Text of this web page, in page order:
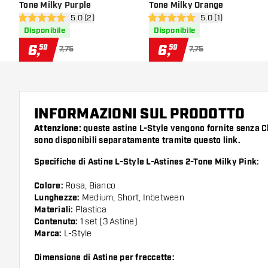
Tone Milky Purple
apri pannello recensioni
5 stelle di valutazione
5.0 (2)
Disponibile
6,59 7,75
Tone Milky Orange
apri pannello
5 stelle di valutazione
5.0 (1)
Disponibile
6,59 7,75
INFORMAZIONI SUL PRODOTTO
Attenzione:queste astine L-Style vengono fornite senza
sono disponibili separatamente tramite questo link.
Specifiche di Astine L-Style L-Astines 2-Tone Milky Pink:
Colore: Rosa, Bianco
Lunghezze: Medium, Short, Inbetween
Materiali: Plastica
Contenuto: 1 set (3 Astine)
Marca: L-Style
Dimensione di Astine per freccette: